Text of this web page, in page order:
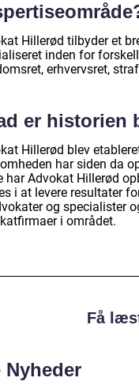
Hillerød tilbyder et
inden for
erhvervsret,
er historien
Hillerød blev
har siden da
har Advokat Hillerød
i at levere resultater
og specialister
i området.
Få
Nyheder